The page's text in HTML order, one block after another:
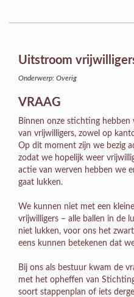
Uitstroom
Onderwerp: Overig
VRAAG
Binnen onze stichting
van vrijwilligers, zowel op
Op dit moment zijn we bezig
zodat we hopelijk weer
actie van werven hebben we
gaat lukken.
We kunnen niet met een
vrijwilligers – alle ballen in de
niet lukken, voor ons het
eens kunnen betekenen dat
Bij ons als bestuur kwam de
met het opheffen van
soort stappenplan of iets